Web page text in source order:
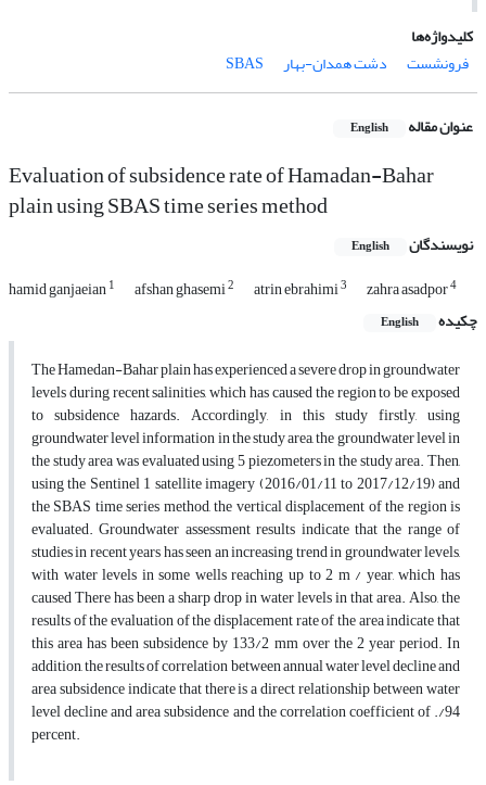
کلیدواژه‌ها
فرونشست
دشت همدان-بهار SBAS
عنوان مقاله English
Evaluation of subsidence rate of Hamadan-Bahar
plain using SBAS time series method
نویسندگان English
hamid ganjaeian1 afshan ghasemi2 atrin ebrahimi3 zahra asadpor4
چکیده English
The Hamedan-Bahar plain has experienced a severe drop in groundwater
levels during recent salinities, which has caused the region to be exposed
to subsidence hazards. Accordingly, in this study firstly, using
groundwater level information in the study area, the groundwater level in
the study area was evaluated using 5 piezometers in the study area. Then,
using the Sentinel 1 satellite imagery (2016/01/11 to 2017/12/19) and
the SBAS time series method, the vertical displacement of the region is
evaluated. Groundwater assessment results indicate that the range of
studies in recent years has seen an increasing trend in groundwater levels,
with water levels in some wells reaching up to 2 m / year, which has
caused There has been a sharp drop in water levels in that area. Also, the
results of the evaluation of the displacement rate of the area indicate that
this area has been subsidence by 133/2 mm over the 2 year period. In
addition, the results of correlation between annual water level decline and
area subsidence indicate that there is a direct relationship between water
level decline and area subsidence and the correlation coefficient of ./94
percent.